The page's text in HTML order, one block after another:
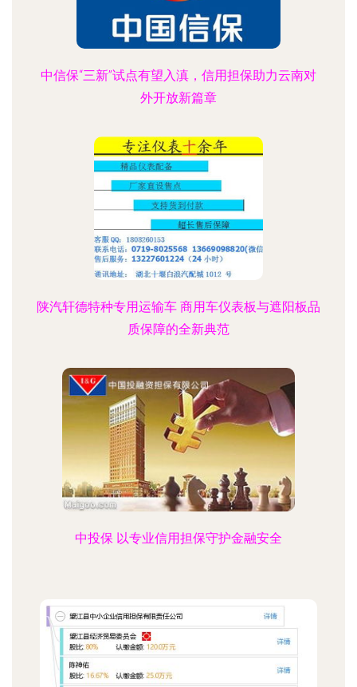
中信保“三新”试点有望入滇，信用担保助力云南对
外开放新篇章
陕汽轩德特种专用运输车 商用车仪表板与遮阳板品
质保障的全新典范
中投保 以专业信用担保守护金融安全